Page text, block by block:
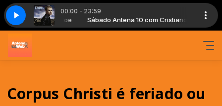
00:00 - 23:59
Cristiano Noe Sábado Antena 10 com Cristiano Noe
Me A River Justin Timberlake - Cry Me A River
Corpus Christi é feriado ou